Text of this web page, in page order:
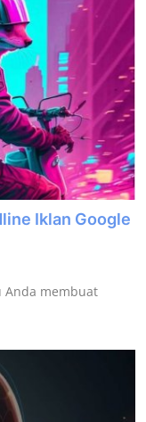
Iklan Google
Anda membuat